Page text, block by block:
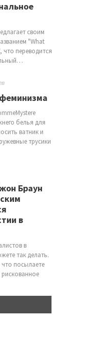
своим
"What
что переводится
белья для
ватник и
трусики
Браун
в
в
так делать.
посылаете